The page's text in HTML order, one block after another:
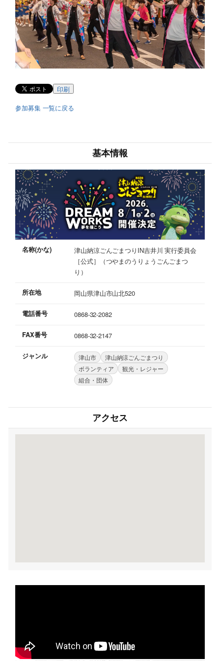
印刷
参加募集 一覧に戻る
基本情報
名称(かな)
津山納涼ごんごまつりIN吉井川 実行委員会
［公式］（つやまのうりょうごんごまつ
り）
所在地 岡山県津山市山北520
電話番号 0868-32-2082
FAX番号 0868-32-2147
ジャンル 津山市
津山納涼ごんごまつり
ボランティア
観光・レジャー
組合・団体
アクセス